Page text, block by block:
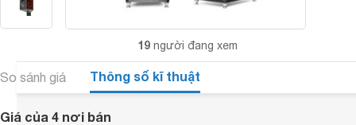
19 người đang xem
So sánh giá Thông số kĩ thuật
Giá của 4 nơi bán